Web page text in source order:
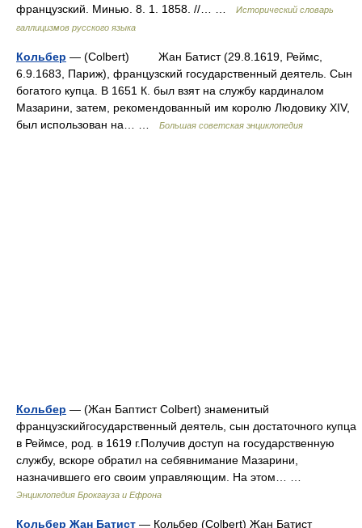
французский. Минью. 8. 1. 1858. //… …
Исторический словарь
галлицизмов русского языка
Кольбер — (Colbert) Жан Батист (29.8.1619, Реймс,
6.9.1683, Париж), французский государственный деятель. Сын
богатого купца. В 1651 К. был взят на службу кардиналом
Мазарини, затем, рекомендованный им королю Людовику XIV,
был использован на… …
Большая советская энциклопедия
Кольбер — (Жан Баптист Colbert) знаменитый
французскийгосударственный деятель, сын достаточного купца
в Реймсе, род. в 1619 г.Получив доступ на государственную
службу, вскоре обратил на себявнимание Мазарини,
назначившего его своим управляющим. На этом… …
Энциклопедия Брокгауза и Ефрона
Кольбер Жан Батист — Кольбер (Colbert) Жан Батист